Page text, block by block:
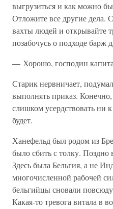
выгрузиться и как можно
Отложите все другие дела.
вахты людей и открывайте
позабочусь о подходе барж
— Хорошо, господин
Старик нервничает,
выполнять приказ.
слишком усердствовать ни
будет.
Ханефельд был родом из
было сбить с толку. Поздно
Здесь была Бельгия, а не
многочисленной рабочей
бельгийцы сновали
Какая-то тревога витала в